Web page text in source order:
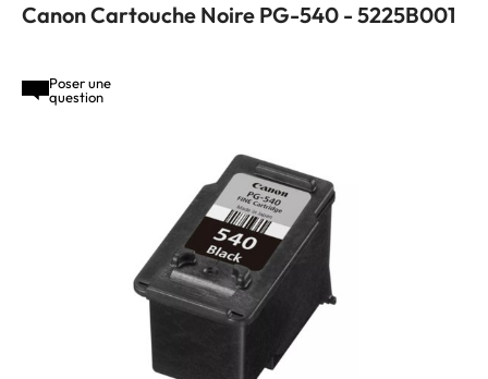
Canon Cartouche Noire PG-540 - 5225B001
Poser une
question